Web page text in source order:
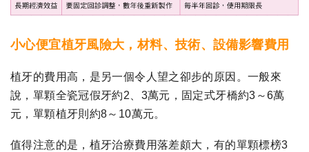
小心便宜植牙風險大，材料、技術、設備影響費用
植牙的費用高，是另一個令人望之卻步的原因。一般來
說，單顆全瓷冠假牙約2、3萬元，固定式牙橋約3～6萬
元，單顆植牙則約8～10萬元。
值得注意的是，植牙治療費用落差頗大，有的單顆標榜3